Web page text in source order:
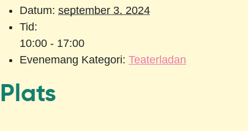
Datum: september 3, 2024
Tid:
10:00 - 17:00
Evenemang Kategori: Teaterladan
Plats